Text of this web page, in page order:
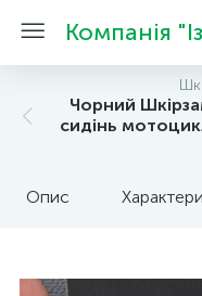
Компанія
Чорний
сидінь
Опис